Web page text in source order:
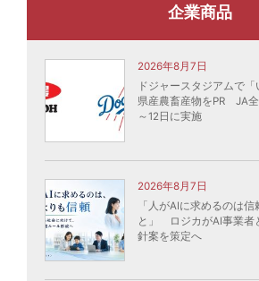
企業商品
2026年8月7日
ドジャースタジアムで
県産農畜産物をPR JA全
～12日に実施
2026年8月7日
「人がAIに求めるのは
と」 ロジカがAI事業者
針案を策定へ